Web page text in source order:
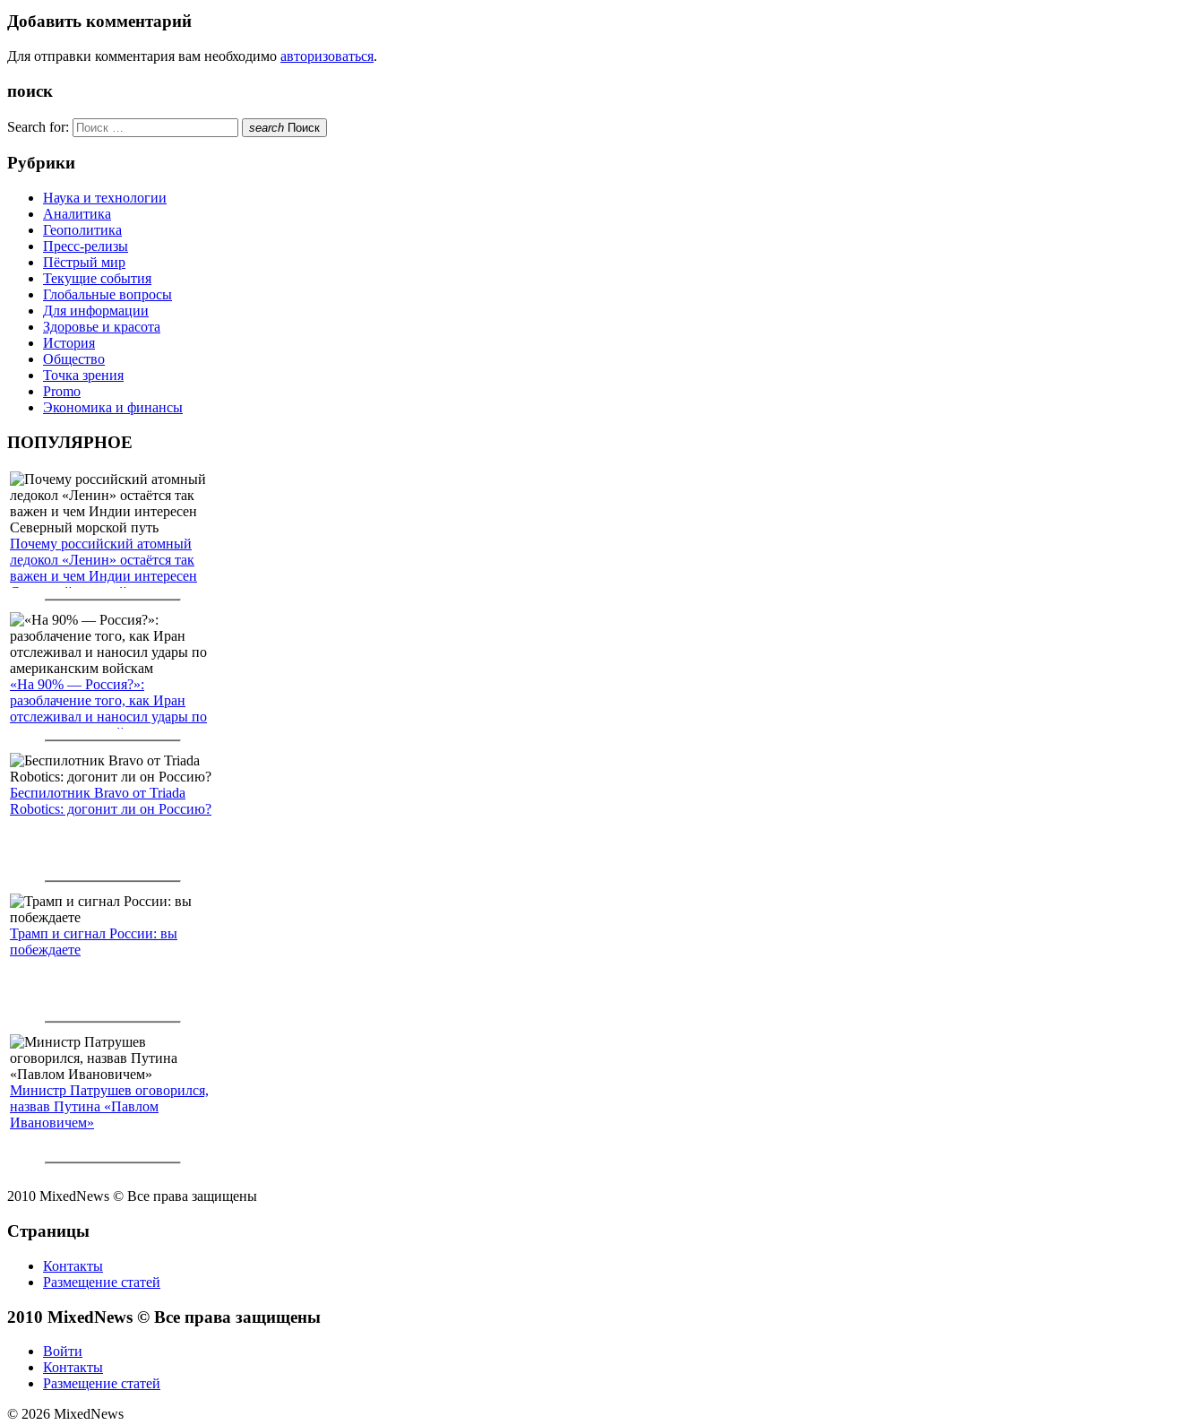
Добавить комментарий
Для отправки комментария вам необходимо авторизоваться.
поиск
Search for: search Поиск
Рубрики
Наука и технологии
Аналитика
Геополитика
Пресс-релизы
Пёстрый мир
Текущие события
Глобальные вопросы
Для информации
Здоровье и красота
История
Общество
Точка зрения
Promo
Экономика и финансы
ПОПУЛЯРНОЕ
Почему российский атомный
ледокол «Ленин» остаётся так
важен и чем Индии интересен
Северный морской путь
«На 90% — Россия?»:
разоблачение того, как Иран
отслеживал и наносил удары по
американским войскам
Беспилотник Bravo от Triada
Robotics: догонит ли он Россию?
Трамп и сигнал России: вы
побеждаете
Министр Патрушев оговорился,
назвав Путина «Павлом
Ивановичем»
2010 MixedNews © Все права защищены
Страницы
Контакты
Размещение статей
2010 MixedNews © Все права защищены
Войти
Контакты
Размещение статей
© 2026 MixedNews